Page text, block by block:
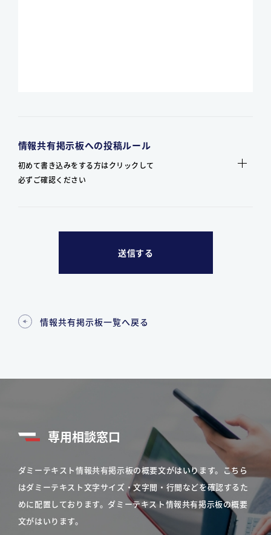
情報共有掲示板への投稿ルール
初めて書き込みをする方はクリックして
必ずご確認ください
情報共有掲示板一覧へ戻る
専用相談窓口
ダミーテキスト情報共有掲示板の概要文がはいります。こちら
はダミーテキスト文字サイズ・文字間・行間などを確認するた
めに配置しております。ダミーテキスト情報共有掲示板の概要
文がはいります。